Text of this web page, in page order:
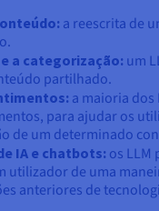
a reescrita de
a categorização: um
partilhado.
a maioria dos
para ajudar os
de um determinado
IA e chatbots: os LLM
utilizador de uma
anteriores de